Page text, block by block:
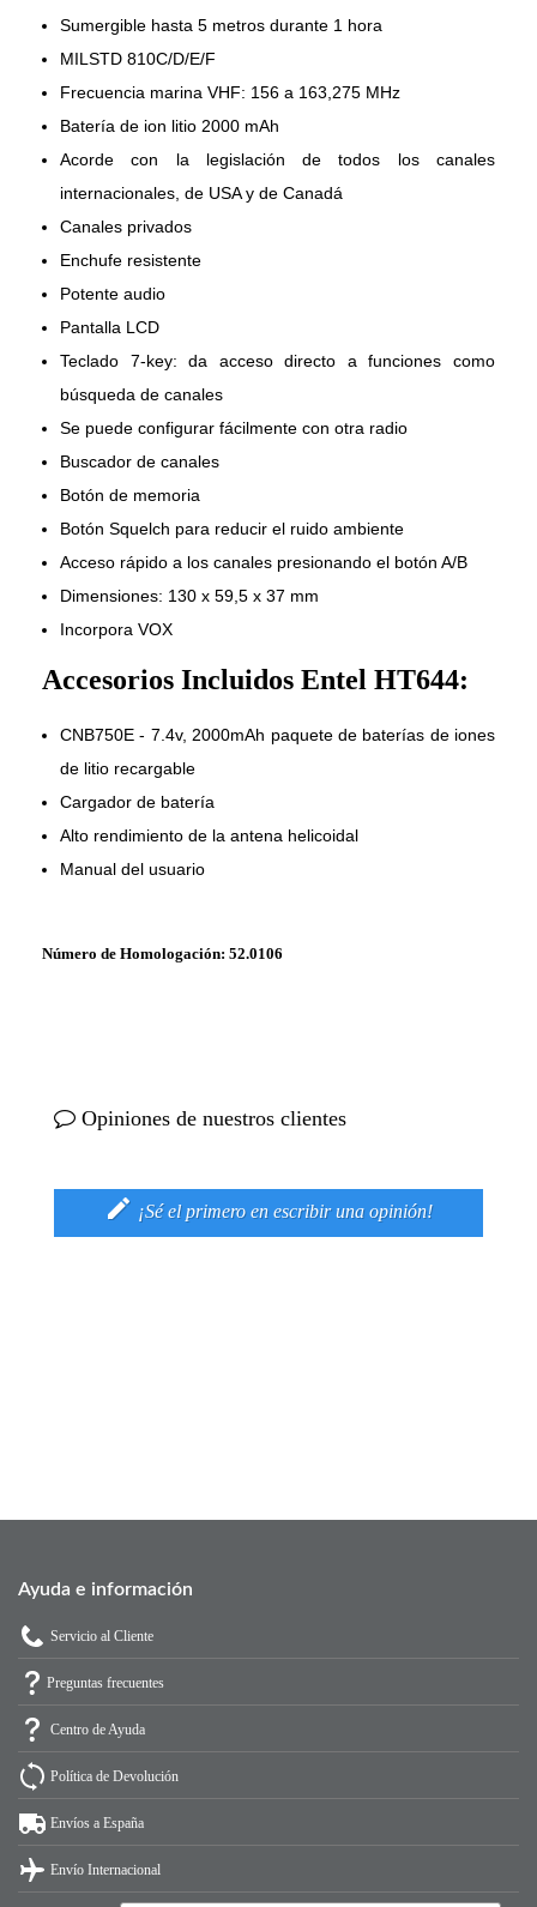
Sumergible hasta 5 metros durante 1 hora
MILSTD 810C/D/E/F
Frecuencia marina VHF: 156 a 163,275 MHz
Batería de ion litio 2000 mAh
Acorde con la legislación de todos los canales
internacionales, de USA y de Canadá
Canales privados
Enchufe resistente
Potente audio
Pantalla LCD
Teclado 7-key: da acceso directo a funciones como
búsqueda de canales
Se puede configurar fácilmente con otra radio
Buscador de canales
Botón de memoria
Botón Squelch para reducir el ruido ambiente
Acceso rápido a los canales presionando el botón A/B
Dimensiones: 130 x 59,5 x 37 mm
Incorpora VOX
Accesorios Incluidos Entel HT644:
CNB750E - 7.4v, 2000mAh paquete de baterías de iones
de litio recargable
Cargador de batería
Alto rendimiento de la antena helicoidal
Manual del usuario
Número de Homologación: 52.0106
Opiniones de nuestros clientes
 ¡Sé el primero en escribir una opinión!
Ayuda e información
Servicio al Cliente
Preguntas frecuentes
Centro de Ayuda
Política de Devolución
Envíos a España
Envío Internacional